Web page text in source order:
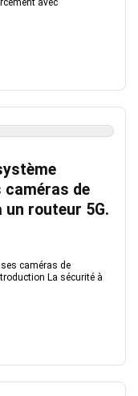
avec
caméras de
routeur 5G.
caméras de
La sécurité à